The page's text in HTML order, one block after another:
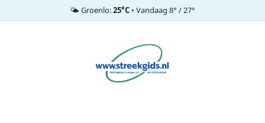
🌤️ Groenlo:25°C • Vandaag 8° / 27°